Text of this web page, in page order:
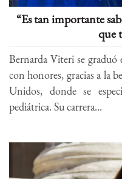
“Es tan importante
que
Bernarda Viteri se
con honores, gracias a la
Unidos, donde se
pediátrica. Su carrera...